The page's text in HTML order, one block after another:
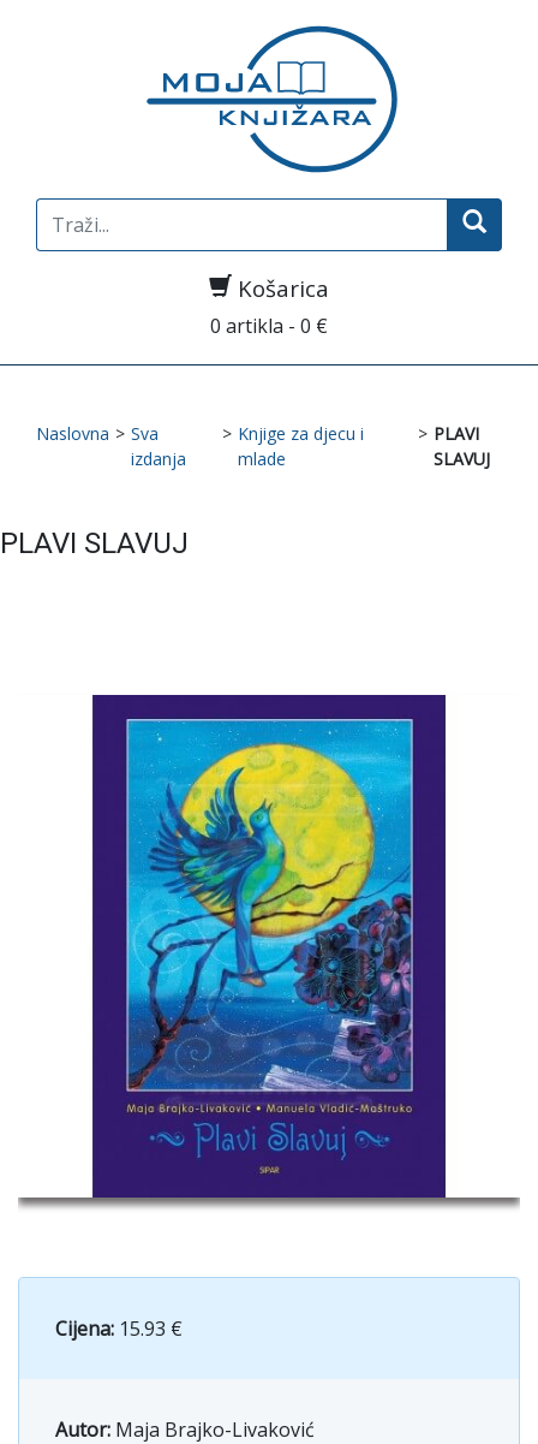
Search
for:
Košarica
0 artikla - 0 €
Naslovna > Sva
izdanja
> Knjige za djecu i
mlade
> PLAVI
SLAVUJ
PLAVI SLAVUJ
Cijena: 15.93 €
Autor: Maja Brajko-Livaković